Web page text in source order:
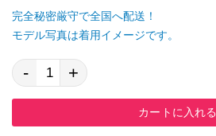
完全秘密厳守で全国へ配送！
モデル写真は着用イメージです。
- +
カートに入れる